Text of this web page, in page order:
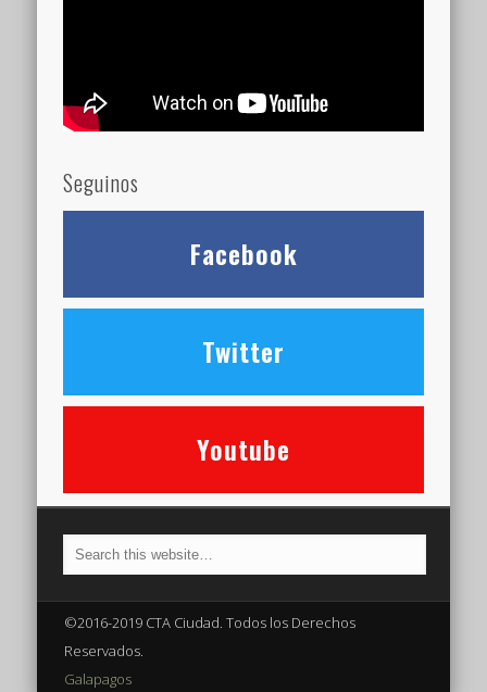
Seguinos
Facebook
Twitter
Youtube
©2016-2019 CTA Ciudad. Todos los Derechos
Reservados.
Galapagos